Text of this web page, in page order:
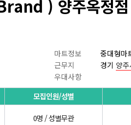
) 양주옥정
마트정보
중대형마
근무지 경기 양주
우대사항
모집인원/성별
0명 / 성별무관